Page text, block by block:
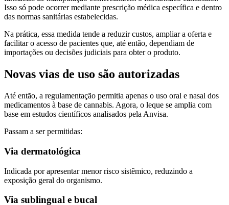
Isso só pode ocorrer mediante prescrição médica específica e dentro
das normas sanitárias estabelecidas.
Na prática, essa medida tende a reduzir custos, ampliar a oferta e
facilitar o acesso de pacientes que, até então, dependiam de
importações ou decisões judiciais para obter o produto.
Novas vias de uso são autorizadas
Até então, a regulamentação permitia apenas o uso oral e nasal dos
medicamentos à base de cannabis. Agora, o leque se amplia com
base em estudos científicos analisados pela Anvisa.
Passam a ser permitidas:
Via dermatológica
Indicada por apresentar menor risco sistêmico, reduzindo a
exposição geral do organismo.
Via sublingual e bucal